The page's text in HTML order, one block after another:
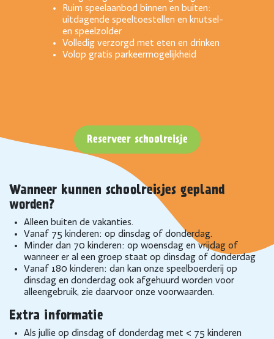
Ruim speelaanbod binnen en buiten:
uitdagende speeltoestellen en knutsel-
en speelzolder
Volledig verzorgd met eten en drinken
Volop gratis parkeermogelijkheid
Reserveer schoolreisje
Wanneer kunnen schoolreisjes gepland
worden?
Alleen buiten de vakanties.
Vanaf 75 kinderen: op dinsdag of donderdag.
Minder dan 70 kinderen: op woensdag en vrijdag of
wanneer er al een groep staat op dinsdag of donderdag
Vanaf 180 kinderen: dan kan onze speelboerderij op
dinsdag en donderdag ook afgehuurd worden voor
alleengebruik, zie daarvoor onze voorwaarden.
Extra informatie
Als jullie op dinsdag of donderdag met < 75 kinderen